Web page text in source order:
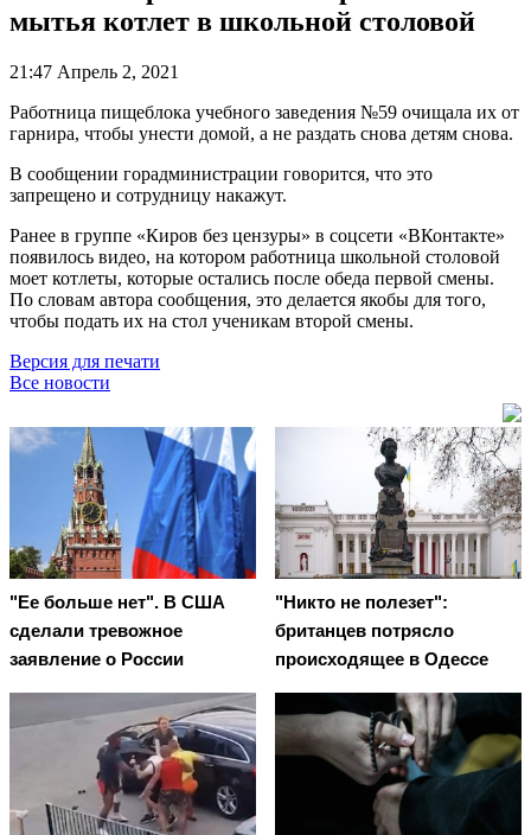
мытья котлет в школьной столовой
21:47 Апрель 2, 2021
Работница пищеблока учебного заведения №59 очищала их от
гарнира, чтобы унести домой, а не раздать снова детям снова.
В сообщении горадминистрации говорится, что это
запрещено и сотрудницу накажут.
Ранее в группе «Киров без цензуры» в соцсети «ВКонтакте»
появилось видео, на котором работница школьной столовой
моет котлеты, которые остались после обеда первой смены.
По словам автора сообщения, это делается якобы для того,
чтобы подать их на стол ученикам второй смены.
Версия для печати
Все новости
"Ее больше нет". В США
сделали тревожное
заявление о России
"Никто не полезет":
британцев потрясло
происходящее в Одессе